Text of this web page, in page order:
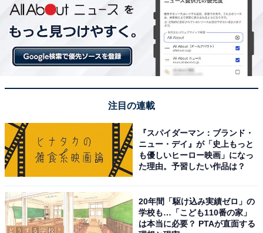
画像出典：NHK『どうする家康』公式サイト
注目の連載
『スパイダーマン：ブランド・
ニュー・デイ』が「史上もっと
も優しいヒーロー映画」になっ
た理由。予習したい作品は？
20年間「駆け込み実績ゼロ」の
学校も…「こども110番の家」
は本当に必要？ PTAが直面する